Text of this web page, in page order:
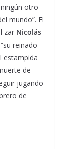
otro
mundo”. El
zar Nicolás
reinado
estampida
de
jugando
de